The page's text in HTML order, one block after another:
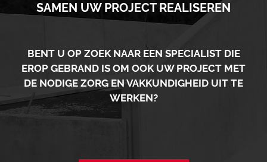
SAMEN UW PROJECT REALISEREN
BENT U OP ZOEK NAAR EEN SPECIALIST DIE
EROP GEBRAND IS OM OOK UW PROJECT MET
DE NODIGE ZORG EN VAKKUNDIGHEID UIT TE
WERKEN?